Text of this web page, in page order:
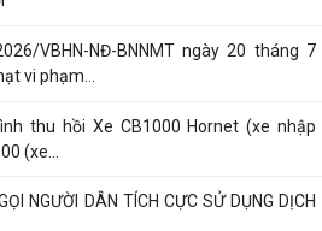
VBHN-NĐ-BNNMT ngày 20 tháng 7
vi phạm...
thu hồi Xe CB1000 Hornet (xe nhập
(xe...
NGƯỜI DÂN TÍCH CỰC SỬ DỤNG DỊCH